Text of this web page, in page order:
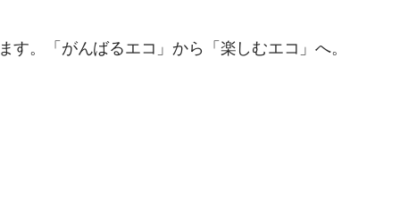
。「がんばるエコ」から「楽しむエコ」へ。